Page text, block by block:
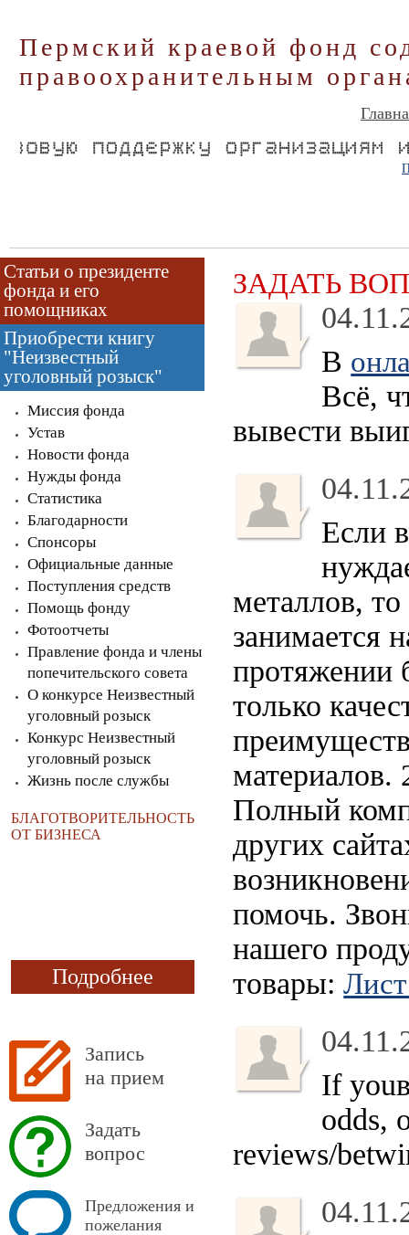
Пермский краевой фонд
правоохранительным
Статьи о президенте
фонда и его
помощниках
Приобрести книгу
"Неизвестный
уголовный розыск"
Миссия фонда
Устав
Новости фонда
Нужды фонда
Статистика
Благодарности
Спонсоры
Официальные данные
Поступления средств
Помощь фонду
Фотоотчеты
Правление фонда и члены
попечительского совета
О конкурсе Неизвестный
уголовный розыск
Конкурс Неизвестный
уголовный розыск
Жизнь после службы
БЛАГОТВОРИТЕЛЬНОСТЬ
ОТ БИЗНЕСА
Подробнее
Запись
на прием
Задать
вопрос
Предложения и
пожелания
ЗАДАТЬ
В
Всё,
вывести
Если
металлов, то
занимается
протяжении
только
материалов.
Полный
других
помочь.
нашего
товары:
If
odds,
reviews/